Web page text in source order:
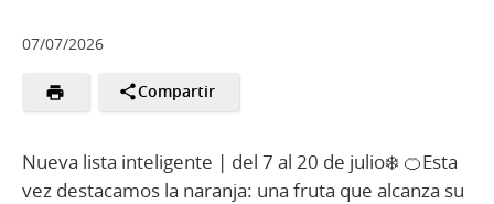
07/07/2026
Compartir
Nueva lista inteligente | del 7 al 20 de julio❄️ 🍊Esta
vez destacamos la naranja: una fruta que alcanza su